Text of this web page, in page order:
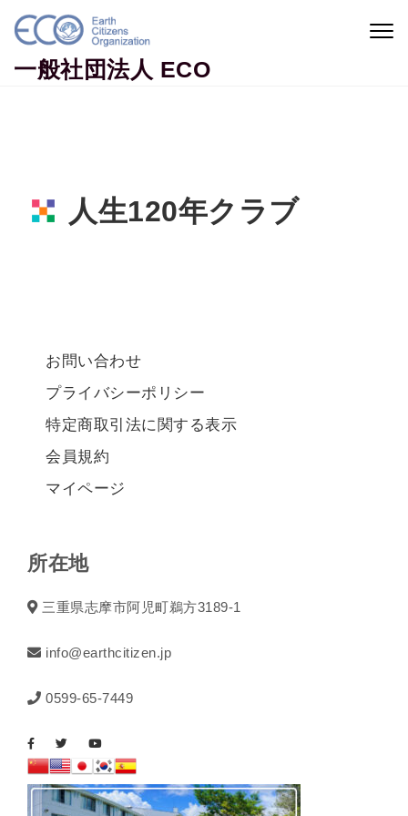
一般社団法人 ECO
人生120年クラブ
お問い合わせ
プライバシーポリシー
特定商取引法に関する表示
会員規約
マイページ
所在地
三重県志摩市阿児町鵜方3189-1
info@earthcitizen.jp
0599-65-7449